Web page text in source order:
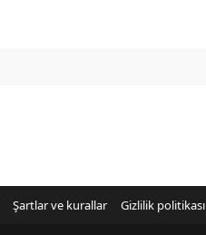
Şartlar ve kurallar Gizlilik politikası